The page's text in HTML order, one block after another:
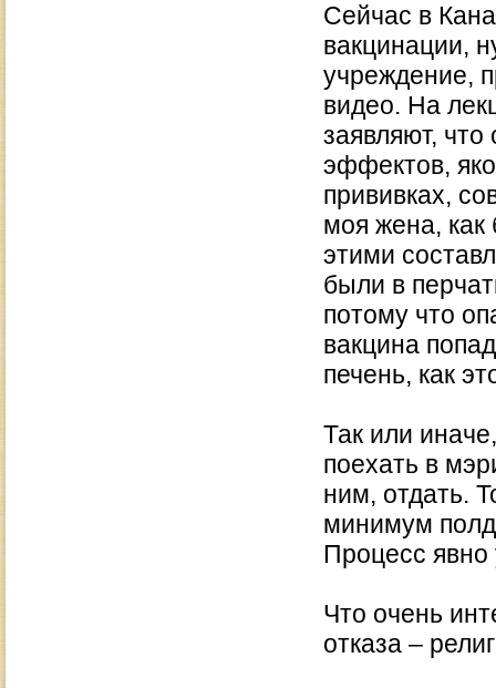
Сейчас в
вакцинации,
учреждение,
видео. На
заявляют,
эффектов,
прививках,
моя жена, как
этими
были в
потому что
вакцина
печень, как
Так или
поехать в
ним, отдать.
минимум
Процесс явно
Что очень
отказа –